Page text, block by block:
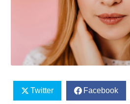
Twitter Facebook